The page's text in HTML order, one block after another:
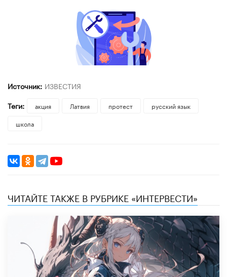
Источник: ИЗВЕСТИЯ
Теги:
акция Латвия протест
русский язык
школа
ЧИТАЙТЕ ТАКЖЕ В РУБРИКЕ «ИНТЕРВЕСТИ»